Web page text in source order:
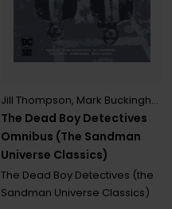
The Dead Boy Detectives
Omnibus (The Sandman
Universe Classics)
Jill Thompson, Mark Buckingham
The Dead Boy Detectives (the
Sandman Universe Classics)